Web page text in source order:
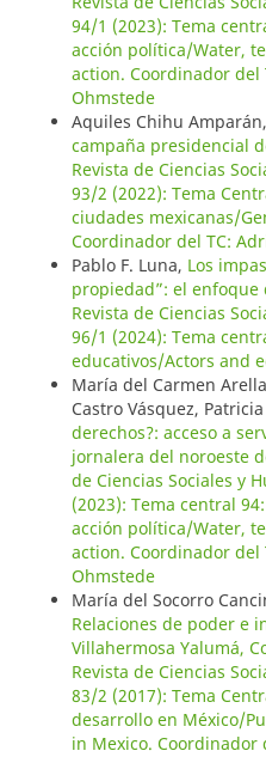
94/1 (2023): Tema
acción política/Water,
action. Coordinador del
Ohmstede
Aquiles Chihu Amparán,
campaña presidencial
Revista de Ciencias
93/2 (2022): Tema
ciudades mexicanas/
Coordinador del TC:
Pablo F. Luna, Los
propiedad”: el enfoque
Revista de Ciencias
96/1 (2024): Tema
educativos/Actors and
María del Carmen
Castro Vásquez,
derechos?: acceso a
jornalera del noroeste
de Ciencias Sociales y
(2023): Tema central
acción política/Water,
action. Coordinador del
Ohmstede
María del Socorro
Relaciones de poder e
Villahermosa Yalumá,
Revista de Ciencias
83/2 (2017): Tema
desarrollo en México/
in Mexico. Coordinador